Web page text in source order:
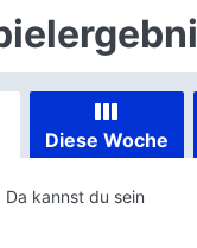
Diese Woche
Da kannst du sein